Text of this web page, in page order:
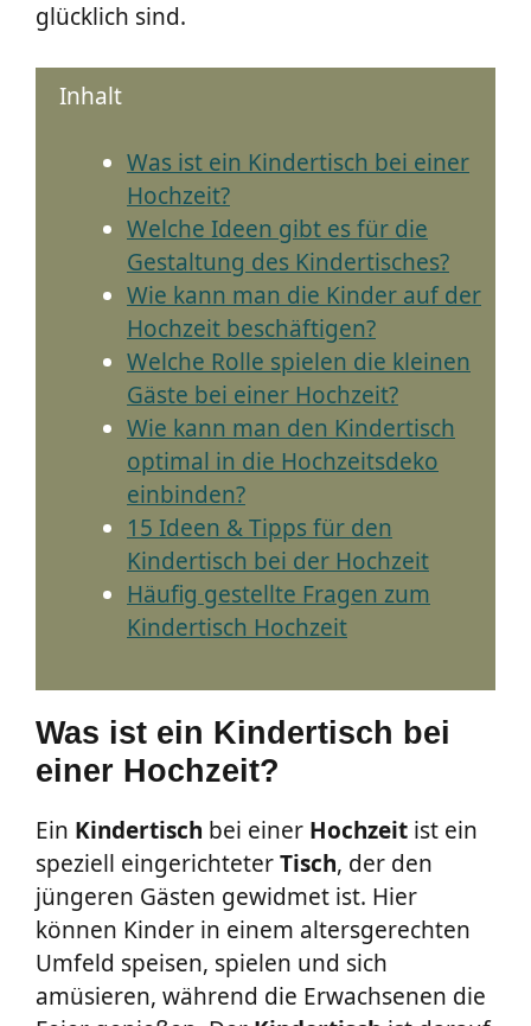
glücklich sind.
Inhalt
Was ist ein Kindertisch bei einer
Hochzeit?
Welche Ideen gibt es für die
Gestaltung des Kindertisches?
Wie kann man die Kinder auf der
Hochzeit beschäftigen?
Welche Rolle spielen die kleinen
Gäste bei einer Hochzeit?
Wie kann man den Kindertisch
optimal in die Hochzeitsdeko
einbinden?
15 Ideen & Tipps für den
Kindertisch bei der Hochzeit
Häufig gestellte Fragen zum
Kindertisch Hochzeit
Was ist ein Kindertisch bei
einer Hochzeit?
Ein Kindertisch bei einer Hochzeit ist ein
speziell eingerichteterTisch, der den
jüngeren Gästen gewidmet ist. Hier
können Kinder in einem altersgerechten
Umfeld speisen, spielen und sich
amüsieren, während die Erwachsenen die